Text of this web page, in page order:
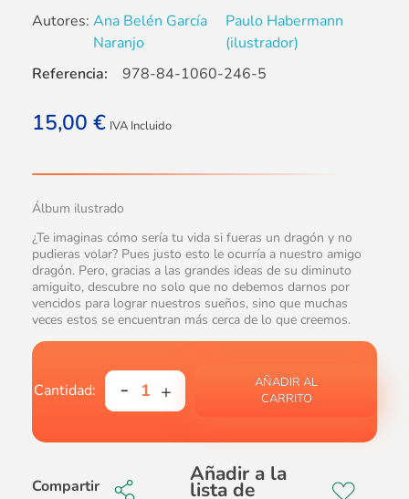
Autores: Ana Belén García
Naranjo
Paulo Habermann
(ilustrador)
15,00 € IVA Incluido
Álbum ilustrado
¿Te imaginas cómo sería tu vida si fueras un dragón y no
pudieras volar? Pues justo esto le ocurría a nuestro amigo
dragón. Pero, gracias a las grandes ideas de su diminuto
amiguito, descubre no solo que no debemos darnos por
vencidos para lograr nuestros sueños, sino que muchas
veces estos se encuentran más cerca de lo que creemos.
AÑADIR AL
CARRITO
Compartir
Referencia: 978-84-1060-246-5